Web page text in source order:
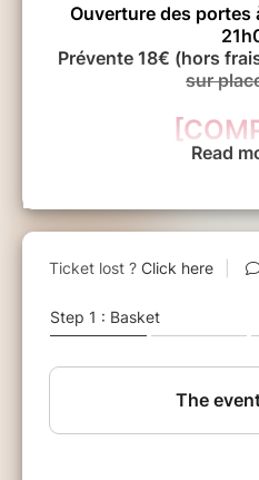
Ouverture des
Prévente 18€ (hors
sur
Pleinement investie sur
blues, et n’hésite pas à
différentes identités de
Sortie de l'album :
Read